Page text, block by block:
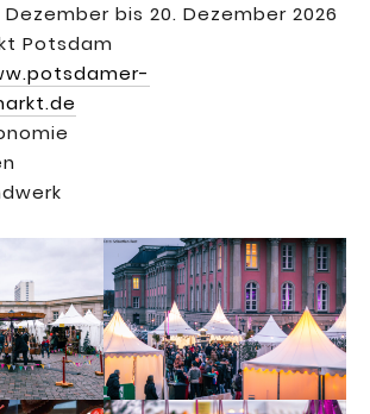
Dezember bis 20. Dezember 2026
Potsdam